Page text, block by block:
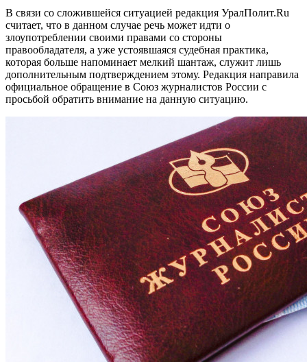
В связи со сложившейся ситуацией редакция УралПолит.Ru
считает, что в данном случае речь может идти о
злоупотреблении своими правами со стороны
правообладателя, а уже устоявшаяся судебная практика,
которая больше напоминает мелкий шантаж, служит лишь
дополнительным подтверждением этому. Редакция направила
официальное обращение в Союз журналистов России с
просьбой обратить внимание на данную ситуацию.